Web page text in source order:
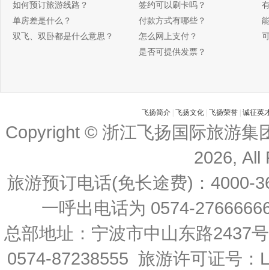
如何预订旅游线路？
单房差是什么？
双飞、双卧都是什么意思？
签约可以刷卡吗？
付款方式有哪些？
怎么网上支付？
是否可提供发票？
飞扬简介 飞扬文化 飞扬荣誉 诚征英
Copyright © 浙江飞扬国际旅游集
2026, All
旅游预订电话(免长途费)：4000-
一呼出电话为 0574-
总部地址：宁波市中山东路2437
0574-87238555 旅游许可证号